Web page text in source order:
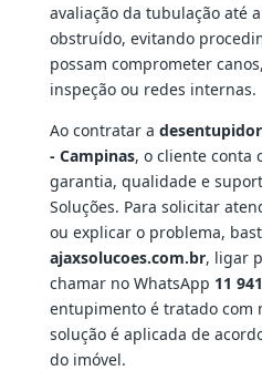
avaliação da tubulação até
obstruído, evitando
possam comprometer
inspeção ou redes internas.
Ao contratar a
- Campinas, o cliente conta
garantia, qualidade e
Soluções. Para solicitar
ou explicar o problema,
ajaxsolucoes.com.br, ligar
chamar no WhatsApp 11
entupimento é tratado com
solução é aplicada de
do imóvel.